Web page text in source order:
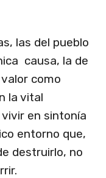
las del pueblo
causa, la de
como
la vital
en sintonía
entorno que,
destruirlo, no